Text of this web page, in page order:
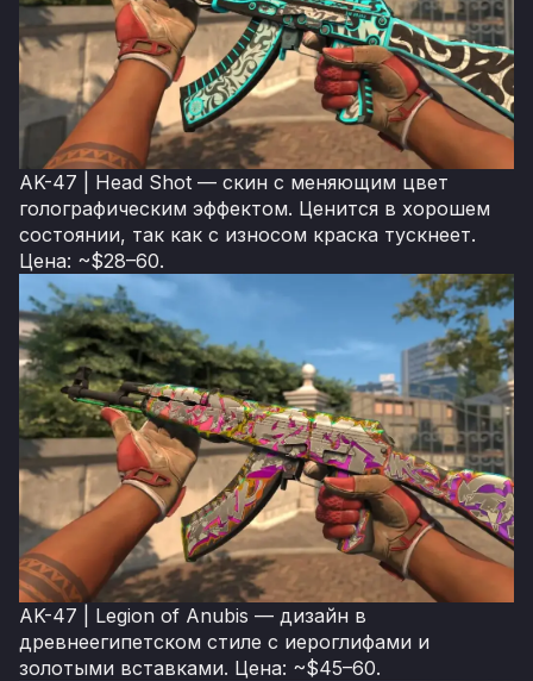
AK-47 | Head Shot — скин с меняющим цвет
голографическим эффектом. Ценится в хорошем
состоянии, так как с износом краска тускнеет.
Цена: ~$28–60.
AK-47 | Legion of Anubis — дизайн в
древнеегипетском стиле с иероглифами и
золотыми вставками. Цена: ~$45–60.